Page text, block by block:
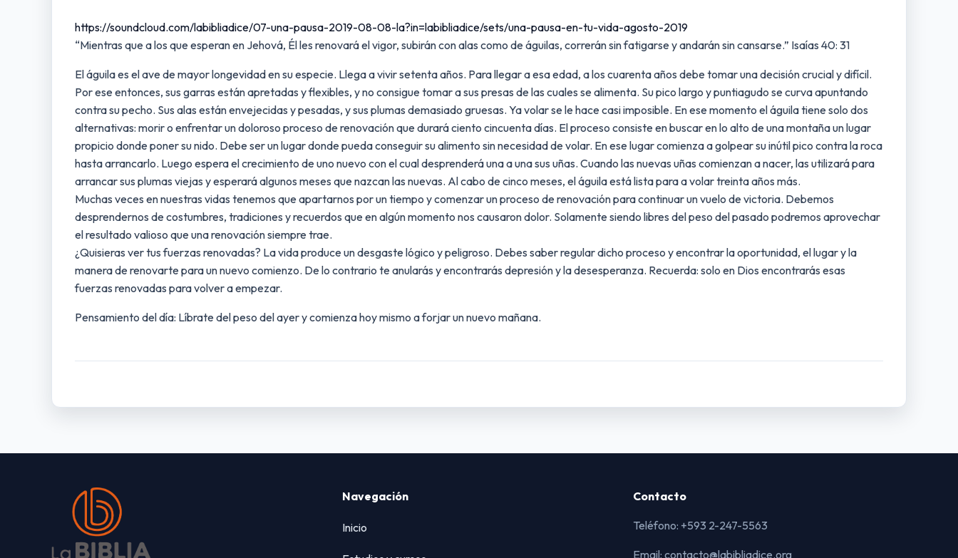
https://soundcloud.com/labibliadice/07-una-pausa-2019-08-08-la?in=labibliadice/sets/una-pausa-en-tu-vida-agosto-2019
“Mientras que a los que esperan en Jehová, Él les renovará el vigor, subirán con alas como de águilas, correrán sin fatigarse y andarán sin cansarse.” Isaías 40: 31
El águila es el ave de mayor longevidad en su especie. Llega a vivir setenta años. Para llegar a esa edad, a los cuarenta años debe tomar una decisión crucial y difícil.
Por ese entonces, sus garras están apretadas y flexibles, y no consigue tomar a sus presas de las cuales se alimenta. Su pico largo y puntiagudo se curva apuntando
contra su pecho. Sus alas están envejecidas y pesadas, y sus plumas demasiado gruesas. Ya volar se le hace casi imposible. En ese momento el águila tiene solo dos
alternativas: morir o enfrentar un doloroso proceso de renovación que durará ciento cincuenta días. El proceso consiste en buscar en lo alto de una montaña un lugar
propicio donde poner su nido. Debe ser un lugar donde pueda conseguir su alimento sin necesidad de volar. En ese lugar comienza a golpear su inútil pico contra la roca
hasta arrancarlo. Luego espera el crecimiento de uno nuevo con el cual desprenderá una a una sus uñas. Cuando las nuevas uñas comienzan a nacer, las utilizará para
arrancar sus plumas viejas y esperará algunos meses que nazcan las nuevas. Al cabo de cinco meses, el águila está lista para a volar treinta años más.
Muchas veces en nuestras vidas tenemos que apartarnos por un tiempo y comenzar un proceso de renovación para continuar un vuelo de victoria. Debemos
desprendernos de costumbres, tradiciones y recuerdos que en algún momento nos causaron dolor. Solamente siendo libres del peso del pasado podremos aprovechar
el resultado valioso que una renovación siempre trae.
¿Quisieras ver tus fuerzas renovadas? La vida produce un desgaste lógico y peligroso. Debes saber regular dicho proceso y encontrar la oportunidad, el lugar y la
manera de renovarte para un nuevo comienzo. De lo contrario te anularás y encontrarás depresión y la desesperanza. Recuerda: solo en Dios encontrarás esas
fuerzas renovadas para volver a empezar.
Pensamiento del día: Líbrate del peso del ayer y comienza hoy mismo a forjar un nuevo mañana.
Navegación
Inicio
Contacto
Teléfono: +593 2-247-5563
Email: contacto@labibliadice.org